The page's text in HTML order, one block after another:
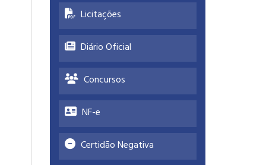
Licitações
Diário Oficial
Concursos
NF-e
Certidão Negativa